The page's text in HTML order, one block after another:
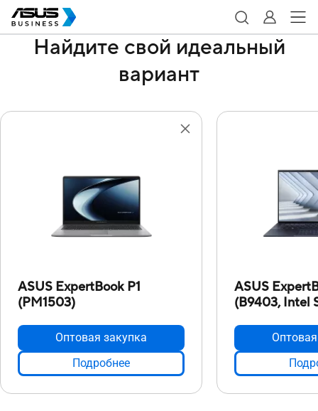
Найдите свой идеальный
вариант
ASUS ExpertBook P1
(PM1503)
Оптовая закупка
Подробнее
ASUS
(B9403, Intel